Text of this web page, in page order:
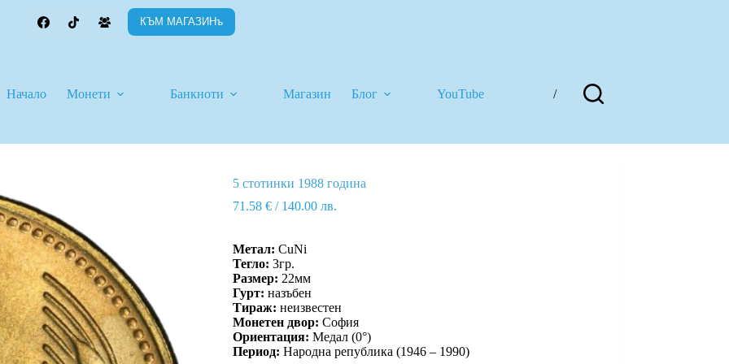
КЪМ МАГАЗИНъ
Начало Монети Банкноти Магазин Блог YouTube /
5 стотинки 1988 година
71.58 €/ 140.00 лв.
Метал: CuNi
Тегло: 3гр.
Размер: 22мм
Гурт: назъбен
Тираж: неизвестен
Монетен двор: София
Ориентация: Медал (0°)
Период: Народна република (1946 – 1990)